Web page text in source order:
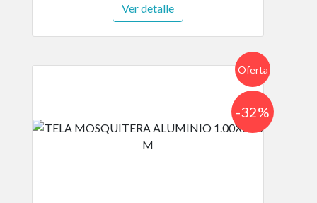
Ver detalle
Oferta
-32%